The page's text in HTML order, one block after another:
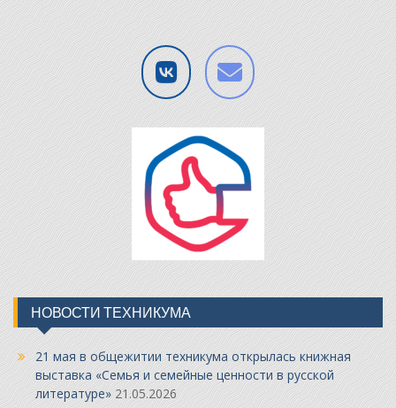
НОВОСТИ ТЕХНИКУМА
21 мая в общежитии техникума открылась книжная
выставка «Семья и семейные ценности в русской
литературе» 21.05.2026